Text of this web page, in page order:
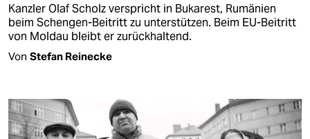
Kanzler Olaf Scholz verspricht in Bukarest, Rumänien
beim Schengen-Beitritt zu unterstützen. Beim EU-Beitritt
von Moldau bleibt er zurückhaltend.
Von Stefan Reinecke